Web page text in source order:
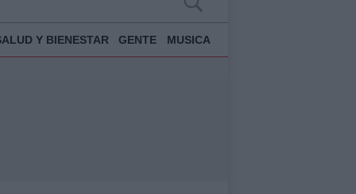
Y BIENESTAR GENTE MUSICA